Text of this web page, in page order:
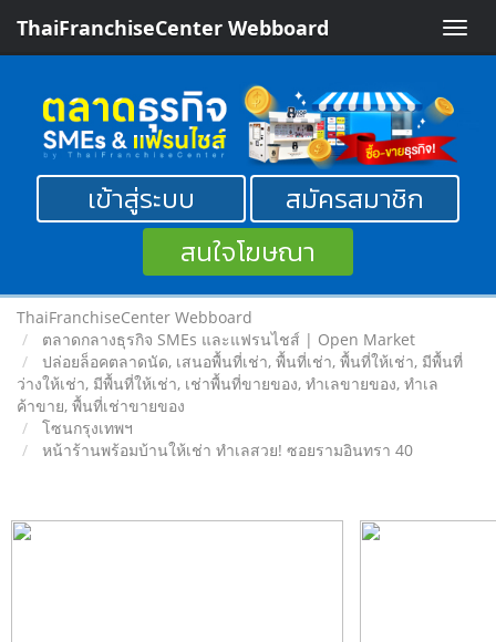
Toggle
ThaiFranchiseCenter Webboard
เข้าสู่ระบบ
สมัครสมาชิก
สนใจโฆษณา
ThaiFranchiseCenter Webboard
ตลาดกลางธุรกิจ SMEs และแฟรนไชส์ | Open Market
ปล่อยล็อคตลาดนัด, เสนอพื้นที่เช่า, พื้นที่เช่า, พื้นที่ให้เช่า, มีพื้นที่
ว่างให้เช่า, มีพื้นที่ให้เช่า, เช่าพื้นที่ขายของ, ทําเลขายของ, ทำเล
ค้าขาย, พื้นที่เช่าขายของ
โซนกรุงเทพฯ
หน้าร้านพร้อมบ้านให้เช่า ทำเลสวย! ซอยรามอินทรา 40